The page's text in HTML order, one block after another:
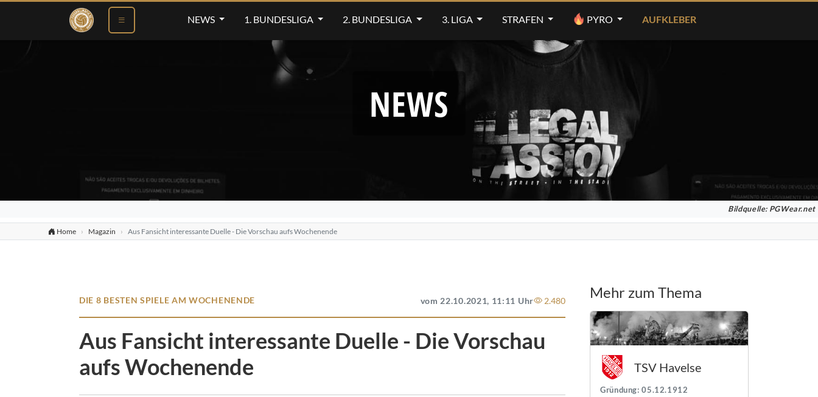
NEWS 1. BUNDESLIGA 2. BUNDESLIGA 3. LIGA STRAFEN PYRO AUFKLEBER
NEWS
Bildquelle: PGWear.net
Home Magazin Aus Fansicht interessante Duelle - Die Vorschau aufs Wochenende
DIE 8 BESTEN SPIELE AM WOCHENENDE vom 22.10.2021, 11:11 Uhr 2.480
Aus Fansicht interessante Duelle - Die Vorschau
aufs Wochenende
Mehr zum Thema
TSV Havelse
Gründung: 05.12.1912